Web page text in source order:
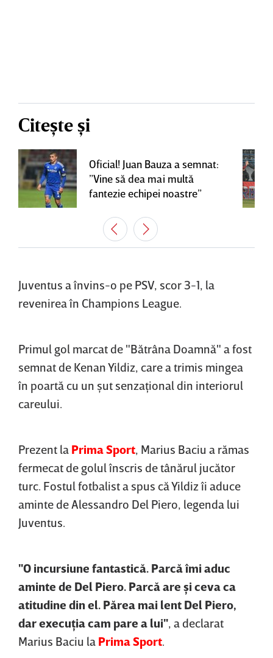
Citește și
Oficial! Juan Bauza a semnat:
”Vine să dea mai multă
fantezie echipei noastre”
Juventus a învins-o pe PSV, scor 3-1, la
revenirea în Champions League.
Primul gol marcat de "Bătrâna Doamnă" a fost
semnat de Kenan Yildiz, care a trimis mingea
în poartă cu un şut senzaţional din interiorul
careului.
Prezent la Prima Sport, Marius Baciu a rămas
fermecat de golul înscris de tânărul jucător
turc. Fostul fotbalist a spus că Yildiz îi aduce
aminte de Alessandro Del Piero, legenda lui
Juventus.
"O incursiune fantastică. Parcă îmi aduc
aminte de Del Piero. Parcă are şi ceva ca
atitudine din el. Părea mai lent Del Piero,
dar execuţia cam pare a lui", a declarat
Marius Baciu la Prima Sport.